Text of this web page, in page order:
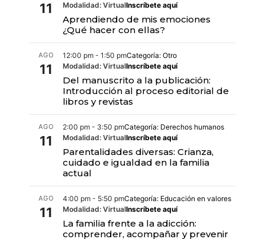
11
Modalidad: VirtualInscríbete aquí
Aprendiendo de mis emociones
¿Qué hacer con ellas?
AGO
11
12:00 pm - 1:50 pmCategoría: Otro
Modalidad: VirtualInscríbete aquí
Del manuscrito a la publicación:
Introducción al proceso editorial de
libros y revistas
AGO
11
2:00 pm - 3:50 pmCategoría: Derechos humanos
Modalidad: VirtualInscríbete aquí
Parentalidades diversas: Crianza,
cuidado e igualdad en la familia
actual
AGO
11
4:00 pm - 5:50 pmCategoría: Educación en valores
Modalidad: VirtualInscríbete aquí
La familia frente a la adicción:
comprender, acompañar y prevenir